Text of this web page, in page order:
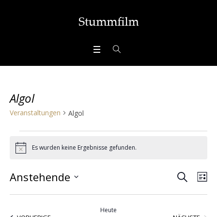
Algol
Veranstaltungen Algol
Veranstaltungen
HinweisEs wurden keine Ergebnisse gefunden.
Suche
SUCHE
Anstehende
Heute